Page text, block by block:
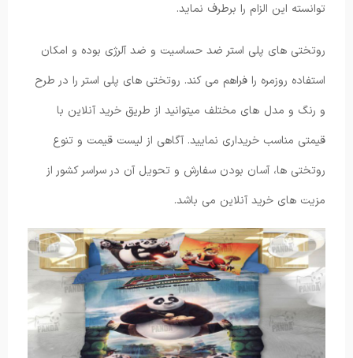
توانسته این الزام را برطرف نماید.
روتختی های پلی استر ضد حساسیت و ضد آلرژی بوده و امکان
استفاده روزمره را فراهم می کند. روتختی های پلی استر را در طرح
و رنگ و مدل های مختلف میتوانید از طریق خرید آنلاین با
قیمتی مناسب خریداری نمایید. آگاهی از لیست قیمت و تنوع
روتختی ها، آسان بودن سفارش و تحویل آن در سراسر کشور از
مزیت های خرید آنلاین می باشد.